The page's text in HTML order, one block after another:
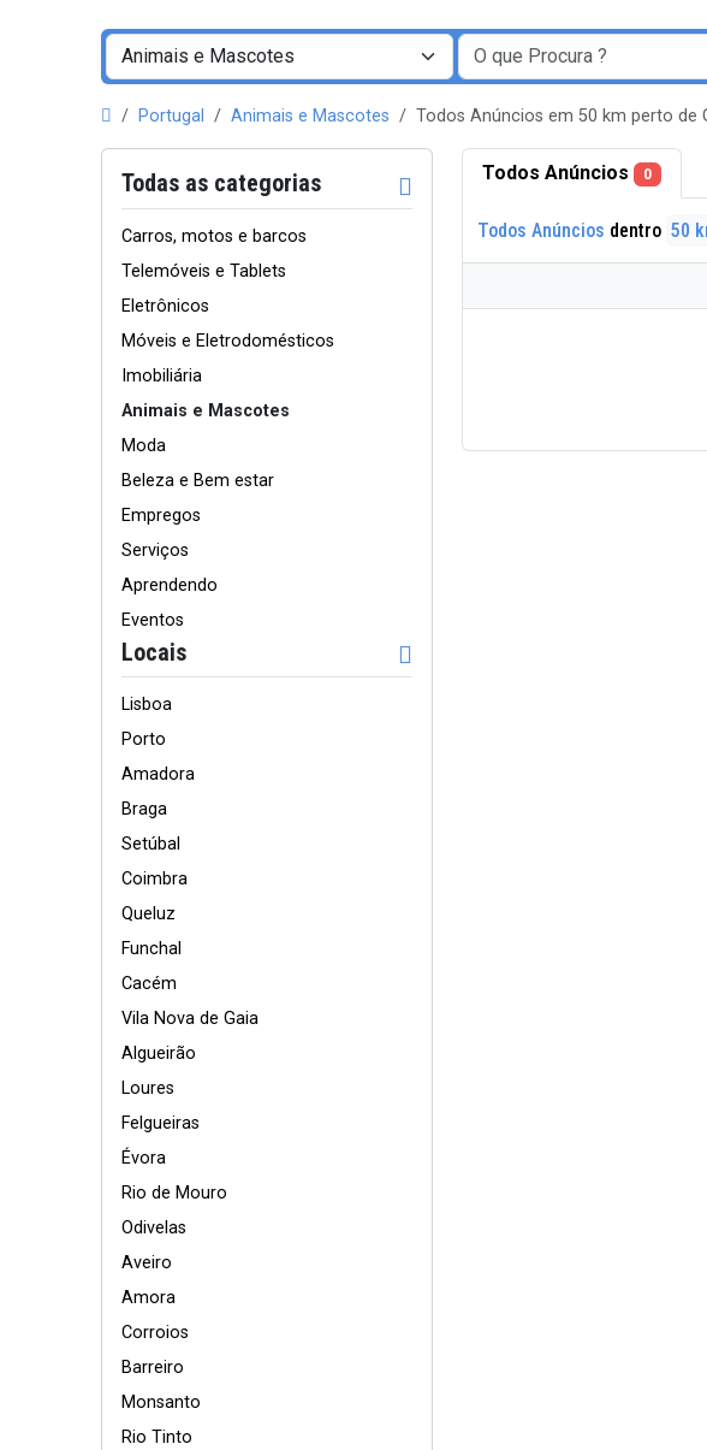
Portugal Animais e Mascotes Todos Anúncios em 50 km perto de
Todas as categorias
Carros, motos e barcos
Telemóveis e Tablets
Eletrônicos
Móveis e Eletrodomésticos
Imobiliária
Animais e Mascotes
Moda
Beleza e Bem estar
Empregos
Serviços
Aprendendo
Eventos
Locais
Lisboa
Porto
Amadora
Braga
Setúbal
Coimbra
Queluz
Funchal
Cacém
Vila Nova de Gaia
Algueirão
Loures
Felgueiras
Évora
Rio de Mouro
Odivelas
Aveiro
Amora
Corroios
Barreiro
Monsanto
Rio Tinto
Todos Anúncios 0
Todos Anúncios dentro 50